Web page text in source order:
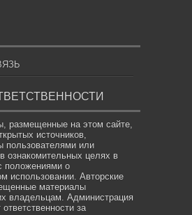
размещенные на этом сайте,
источников,
пользователями или
ознакомительных целях в
положениями о
использовании. Авторские
материалы
владельцам. Администрация
за